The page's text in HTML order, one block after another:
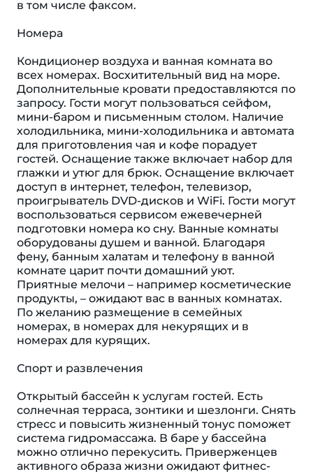
в том числе факсом.
Номера
Кондиционер воздуха и ванная комната во
всех номерах. Восхитительный вид на море.
Дополнительные кровати предоставляются по
запросу. Гости могут пользоваться сейфом,
мини-баром и письменным столом. Наличие
холодильника, мини-холодильника и автомата
для приготовления чая и кофе порадует
гостей. Оснащение также включает набор для
глажки и утюг для брюк. Оснащение включает
доступ в интернет, телефон, телевизор,
проигрыватель DVD-дисков и WiFi. Гости могут
воспользоваться сервисом ежевечерней
подготовки номера ко сну. Ванные комнаты
оборудованы душем и ванной. Благодаря
фену, банным халатам и телефону в ванной
комнате царит почти домашний уют.
Приятные мелочи – например косметические
продукты, – ожидают вас в ванных комнатах.
По желанию размещение в семейных
номерах, в номерах для некурящих и в
номерах для курящих.
Спорт и развлечения
Открытый бассейн к услугам гостей. Есть
солнечная терраса, зонтики и шезлонги. Снять
стресс и повысить жизненный тонус поможет
система гидромассажа. В баре у бассейна
можно отлично перекусить. Приверженцев
активного образа жизни ожидают фитнес-